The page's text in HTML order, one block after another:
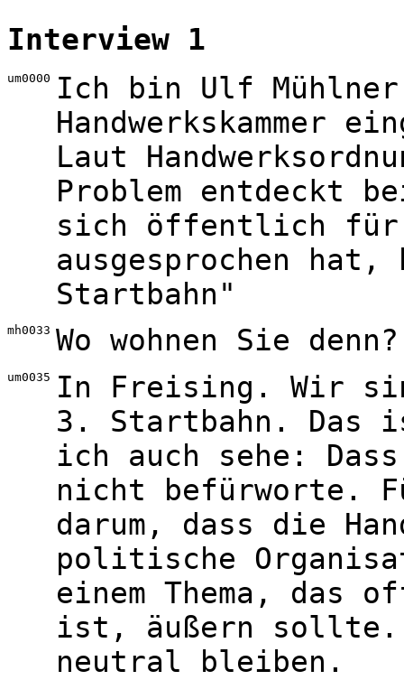
Interview 1
um0000
Ich bin Ulf
Handwerkskammer
Laut
Problem entdeckt
sich öffentlich für
ausgesprochen
Startbahn"
mh0033 Wo wohnen Sie denn?
um0035
In Freising. Wir
3. Startbahn. Das
ich auch sehe:
nicht befürworte.
darum, dass die
politische
einem Thema, das
ist, äußern sollte.
neutral bleiben.